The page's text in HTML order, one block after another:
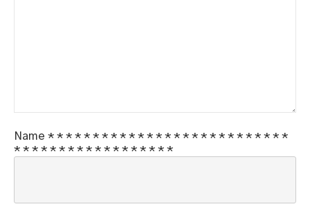
Name * * * * * * * * * * * * * * * * * * * * * * * * * * *
* * * * * * * * * * * * * * * * * *